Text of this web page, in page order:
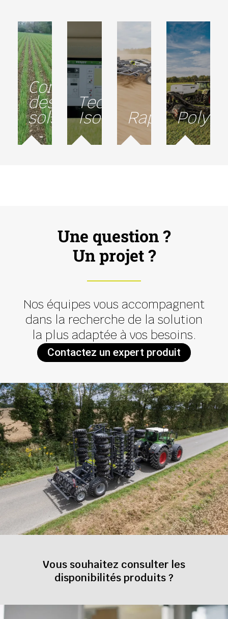
Conservation
des
sols
Technologie
IsobusRapidité
Une question ?
Un projet ?
Nos équipes vous accompagnent
dans la recherche de la solution
la plus adaptée à vos besoins.
Contactez un expert produit
Vous souhaitez consulter les
disponibilités produits ?